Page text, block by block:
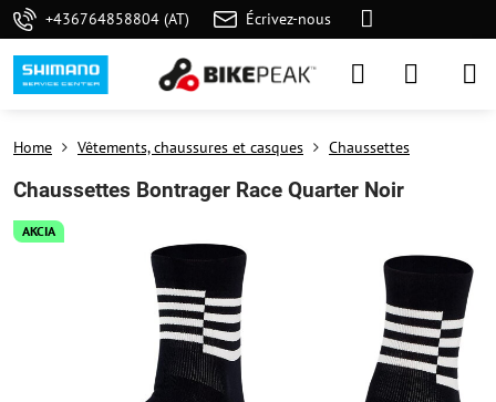
+436764858804 (AT) Écrivez-nous
AKCIA
Home Vêtements, chaussures et casques Chaussettes
Chaussettes Bontrager Race Quarter Noir